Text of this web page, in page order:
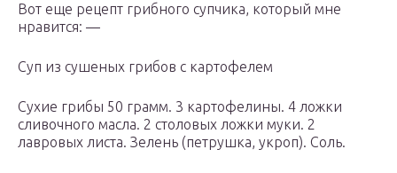
Вот еще рецепт грибного супчика, который мне
нравится: —
Суп из сушеных грибов с картофелем
Сухие грибы 50 грамм. 3 картофелины. 4 ложки
сливочного масла. 2 столовых ложки муки. 2
лавровых листа. Зелень (петрушка, укроп). Соль.